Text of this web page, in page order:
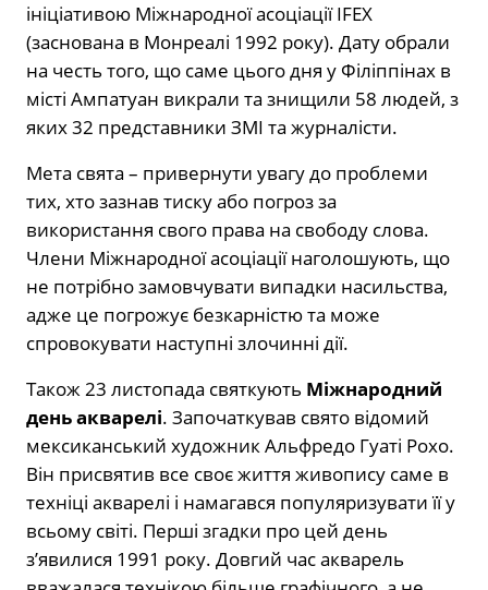
ініціативою Міжнародної асоціації IFEX
(заснована в Монреалі 1992 року). Дату обрали
на честь того, що саме цього дня у Філіппінах в
місті Ампатуан викрали та знищили 58 людей, з
яких 32 представники ЗМІ та журналісти.
Мета свята – привернути увагу до проблеми
тих, хто зазнав тиску або погроз за
використання свого права на свободу слова.
Члени Міжнародної асоціації наголошують, що
не потрібно замовчувати випадки насильства,
адже це погрожує безкарністю та може
спровокувати наступні злочинні дії.
Також 23 листопада святкують Міжнародний
день акварелі. Започаткував свято відомий
мексиканський художник Альфредо Гуаті Рохо.
Він присвятив все своє життя живопису саме в
техніці акварелі і намагався популяризувати її у
всьому світі. Перші згадки про цей день
з’явилися 1991 року. Довгий час акварель